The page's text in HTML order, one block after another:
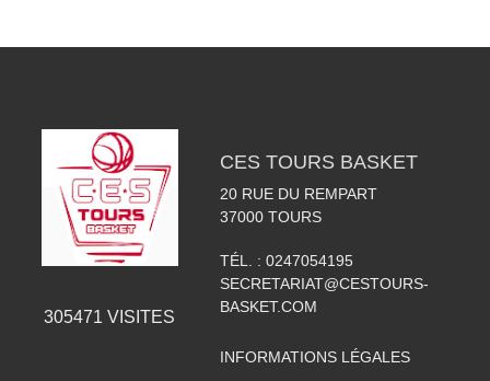
305471 VISITES
CES TOURS BASKET
20 RUE DU REMPART
37000 TOURS
TÉL. : 0247054195
SECRETARIAT@CESTOURS-
BASKET.COM
INFORMATIONS LÉGALES